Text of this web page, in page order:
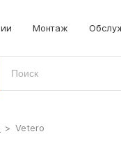
Монтаж
> Vetero